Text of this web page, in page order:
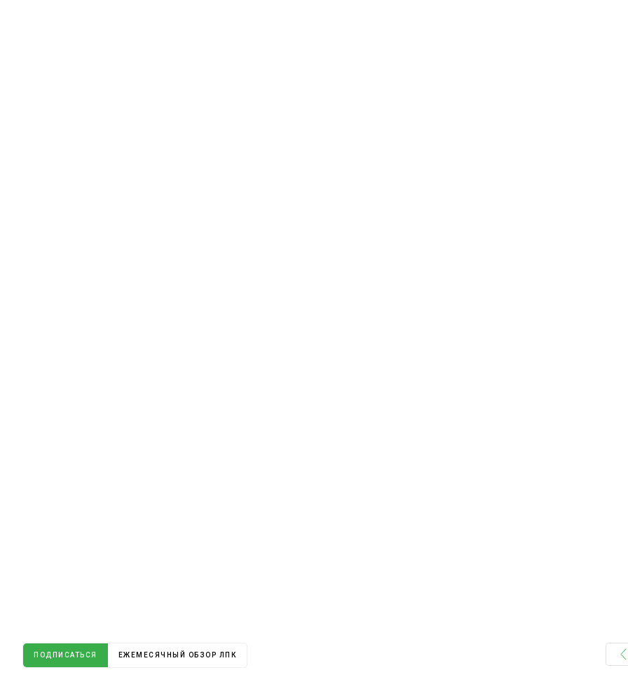
ПОДПИСАТЬСЯ ЕЖЕМЕСЯЧНЫЙ ОБЗОР ЛПК